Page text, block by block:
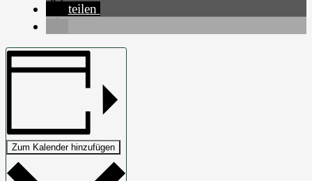
teilen
Zum Kalender hinzufügen